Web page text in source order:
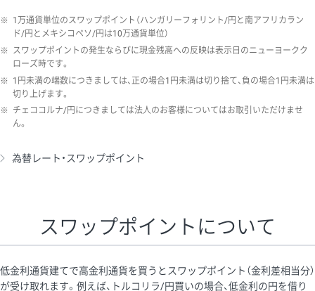
※ 1万通貨単位のスワップポイント（ハンガリーフォリント/円と南アフリカラン
ド/円とメキシコペソ/円は10万通貨単位）
※ スワップポイントの発生ならびに現金残高への反映は表示日のニューヨークク
ローズ時です。
※ 1円未満の端数につきましては、正の場合1円未満は切り捨て、負の場合1円未満は
切り上げます。
※ チェココルナ/円につきましては法人のお客様についてはお取引いただけませ
ん。
為替レート・スワップポイント
スワップポイントについて
低金利通貨建てで高金利通貨を買うとスワップポイント（金利差相当分）
が受け取れます。例えば、トルコリラ/円買いの場合、低金利の円を借り